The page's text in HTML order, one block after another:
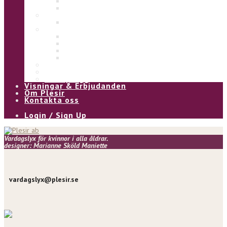
Visningar & Erbjudanden
Om Plesir
Kontakta oss
Login / Sign Up
Vardagslyx för kvinnor i alla åldrar.
designer: Marianne Sköld Maniette
vardagslyx@plesir.se